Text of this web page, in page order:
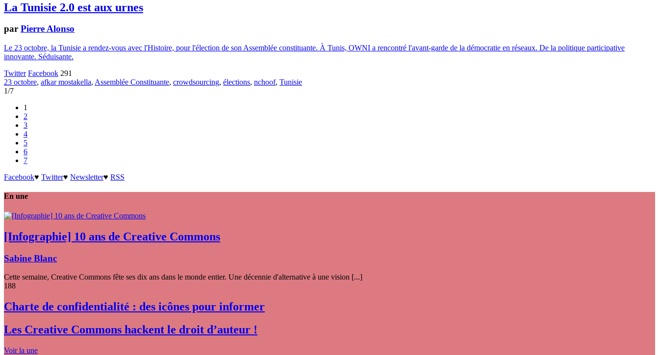
La Tunisie 2.0 est aux urnes
par Pierre Alonso
Le 23 octobre, la Tunisie a rendez-vous avec l'Histoire, pour l'élection de son Assemblée constituante. À Tunis, OWNI a rencontré l'avant-garde de la démocratie en réseaux. De la politique participative
innovante. Séduisante.
Twitter Facebook 291
23 octobre, afkar mostakella, Assemblée Constituante, crowdsourcing, élections, nchoof, Tunisie
1/7
1
2
3
4
5
6
7
Facebook♥ Twitter♥ Newsletter♥ RSS
En une
[Infographie] 10 ans de Creative Commons
Sabine Blanc
Cette semaine, Creative Commons fête ses dix ans dans le monde entier. Une décennie d'alternative à une vision [...]
188
Charte de confidentialité : des icônes pour informer
Les Creative Commons hackent le droit d’auteur !
Voir la une